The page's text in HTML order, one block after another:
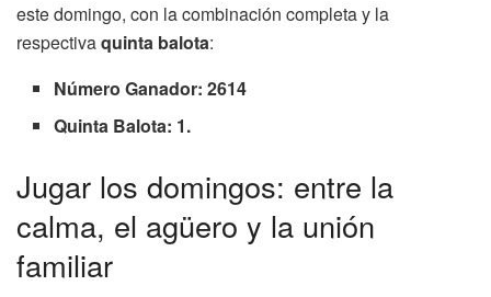
este domingo, con la combinación completa y la
respectivaquinta balota:
Número Ganador: 2614
Quinta Balota: 1.
Jugar los domingos: entre la
calma, el agüero y la unión
familiar